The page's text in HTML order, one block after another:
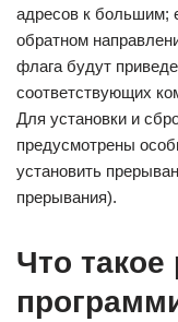
адресов к большим;
обратном
флага будут
соответствующих
Для установки и
предусмотрены
установить
прерывания).
Что такое